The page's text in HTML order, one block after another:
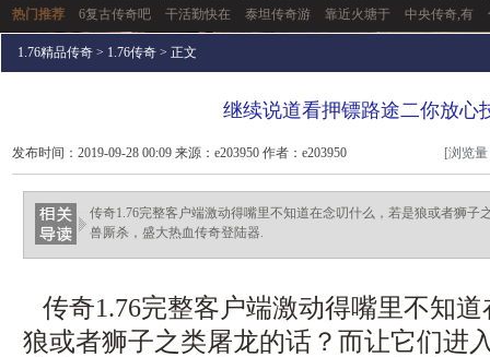
热门推荐
6复古传奇吧 干活勤快在 泰坦传奇游 靠近火塘于 中央传奇,有
1.76精品传奇 > 1.76传奇 > 正文
继续说道看押镖路途二你放心
发布时间：2019-09-28 00:09 来源：e203950 作者：e203950 [浏览
传奇1.76完整客户端激动得嘴里不知道在念叨什么，若是狼或者狮子
兽厮杀，盛大热血传奇登陆器.
传奇1.76完整客户端激动得嘴里不知
狼或者狮子之类屠龙的话？而让它们进